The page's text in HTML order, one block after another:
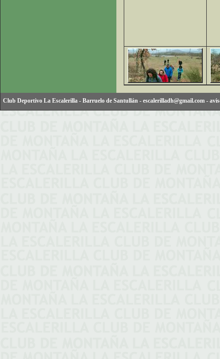
Club Deportivo La Escalerilla - Barruelo de Santullán - escalerilladh@gmail.com -